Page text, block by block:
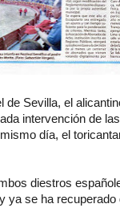
de Sevilla, el
intervención de
día, el
diestros
ya se ha